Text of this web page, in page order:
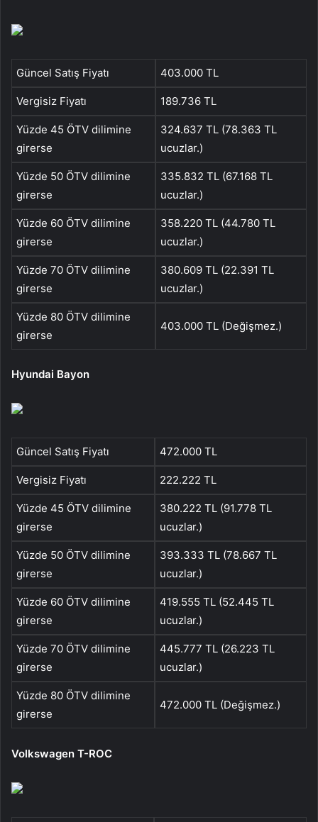
Güncel Satış Fiyatı 403.000 TL
Vergisiz Fiyatı 189.736 TL
Yüzde 45 ÖTV dilimine
girerse
324.637 TL (78.363 TL
ucuzlar.)
Yüzde 50 ÖTV dilimine
girerse
335.832 TL (67.168 TL
ucuzlar.)
Yüzde 60 ÖTV dilimine
girerse
358.220 TL (44.780‬ TL
ucuzlar.)
Yüzde 70 ÖTV dilimine
girerse
380.609 TL (22.391‬ TL
ucuzlar.)
Yüzde 80 ÖTV dilimine
girerse
403.000 TL (Değişmez.)
Hyundai Bayon
Güncel Satış Fiyatı 472.000 TL
Vergisiz Fiyatı 222.222 TL
Yüzde 45 ÖTV dilimine
girerse
380.222 TL (91.778 TL
ucuzlar.)
Yüzde 50 ÖTV dilimine
girerse
393.333 TL (78.667 TL
ucuzlar.)
Yüzde 60 ÖTV dilimine
girerse
419.555 TL (52.445 TL
ucuzlar.)
Yüzde 70 ÖTV dilimine
girerse
445.777 TL (26.223 TL
ucuzlar.)
Yüzde 80 ÖTV dilimine
girerse
472.000 TL (Değişmez.)
Volkswagen T-ROC